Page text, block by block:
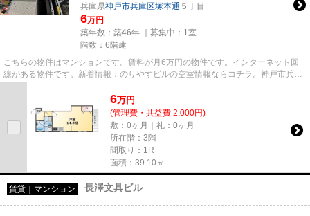
兵庫県神戸市兵庫区塚本通 ５丁目
6万円
築年数：築46年 ｜募集中： 1室
階数：6階建
こちらの物件はマンションです。賃料が月6万円の物件です。インターネット回
線がある物件です。新着情報：のりやすビルの空室情報ならコチラ。神戸市兵庫
6万円
(管理費・共益費 2,000円)
敷：0ヶ月｜礼：0ヶ月
所在階：3階
間取り：1R
面積：39.10㎡
賃貸｜マンション 長澤文具ビル